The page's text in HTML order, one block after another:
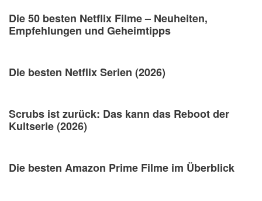
Die 50 besten Netflix Filme – Neuheiten,
Empfehlungen und Geheimtipps
Die besten Netflix Serien (2026)
Scrubs ist zurück: Das kann das Reboot der
Kultserie (2026)
Die besten Amazon Prime Filme im Überblick